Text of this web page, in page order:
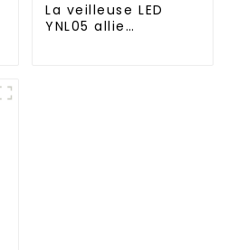
La veilleuse LED
YNL05 allie